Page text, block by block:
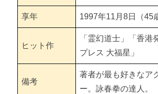
『七小福』とは 【ジャッキー達の子供時代】
アンジェラ・マオ 【女性カンフー映画スタ
ノラ・ミャオ 【女性カンフー映画スター3選
ムーン・リー 【女性カンフー映画スター3選
享年 1997年11月8日（45
ヒット作
「霊幻道士」「香港
プレス 大福星」
備考
著者が最も好きなア
ー。詠春拳の達人。